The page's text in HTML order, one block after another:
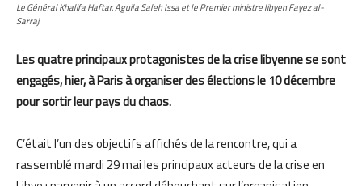
Le Général Khalifa Haftar, Aguila Saleh Issa et le Premier ministre libyen Fayez al-
Sarraj.
Les quatre principaux protagonistes de la crise libyenne se sont
engagés, hier, à Paris à organiser des élections le 10 décembre
pour sortir leur pays du chaos.
C’était l’un des objectifs affichés de la rencontre, qui a
rassemblé mardi 29 mai les principaux acteurs de la crise en